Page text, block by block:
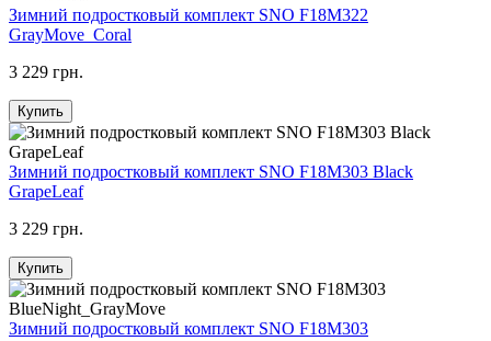
Зимний подростковый комплект SNO F18M322
GrayMove_Coral
3 229 грн.
Купить
Зимний подростковый комплект SNO F18M303 Black
GrapeLeaf
3 229 грн.
Купить
Зимний подростковый комплект SNO F18M303